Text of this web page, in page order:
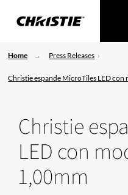
Home Press Releases
Christie espande MicroTiles LED con
Christie
LED con
1,00mm